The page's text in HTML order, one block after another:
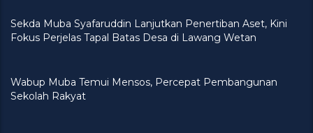
Sekda Muba Syafaruddin Lanjutkan Penertiban Aset, Kini
Fokus Perjelas Tapal Batas Desa di Lawang Wetan
Wabup Muba Temui Mensos, Percepat Pembangunan
Sekolah Rakyat